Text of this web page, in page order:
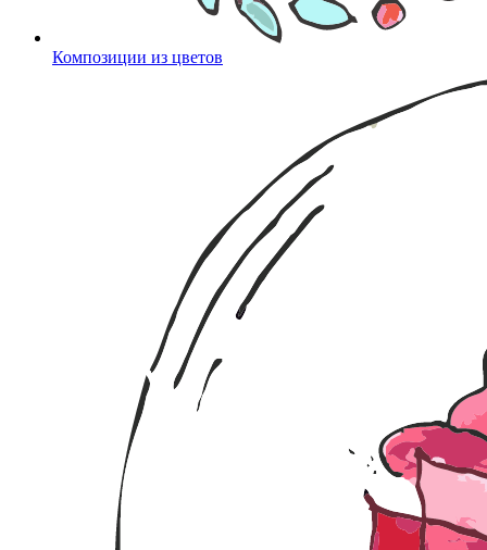
Композиции из цветов